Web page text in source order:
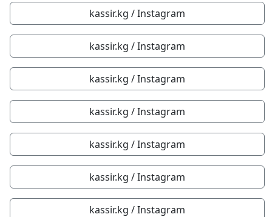
kassir.kg / Instagram
kassir.kg / Instagram
kassir.kg / Instagram
kassir.kg / Instagram
kassir.kg / Instagram
kassir.kg / Instagram
kassir.kg / Instagram